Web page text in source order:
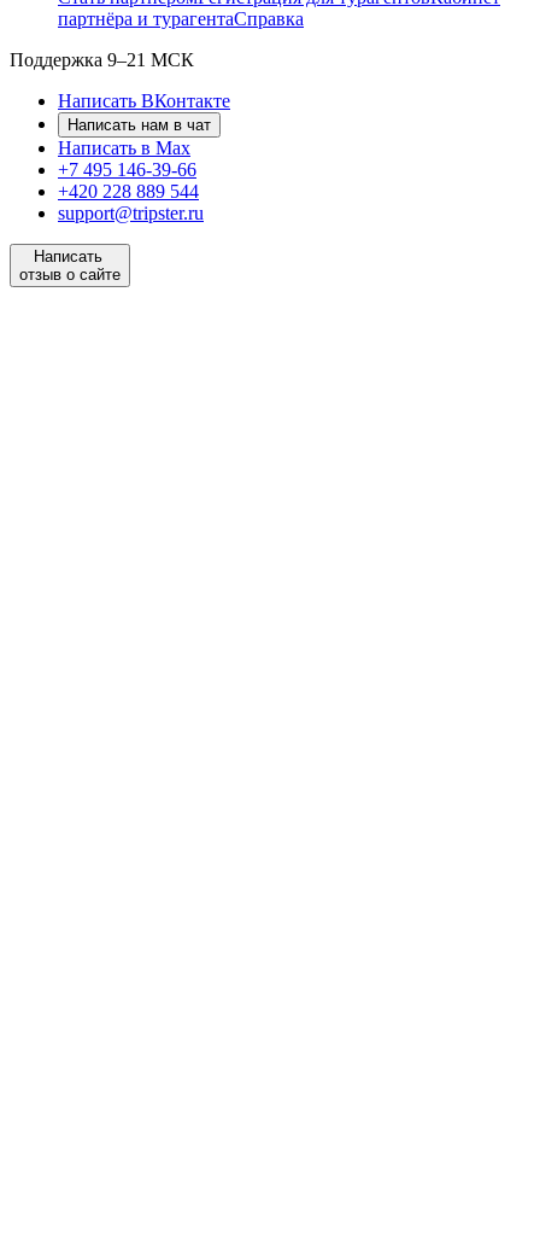
партнёра и турагентаСправка
Поддержка 9–21 МСК
Написать ВКонтакте
Написать нам в чат
Написать в Max
+7 495 146-39-66
+420 228 889 544
support@tripster.ru
Написать
отзыв о сайте